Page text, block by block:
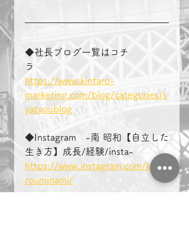
◆社長ブログ一覧はコチ
ラ
https://www.kintaro-
marketing.com/blog/categories/s
yatyoublog
◆Instagram　-南 昭和【自立した
生き方】成長/経験/insta-
https://www.instagram.com/kinta
rouminami/